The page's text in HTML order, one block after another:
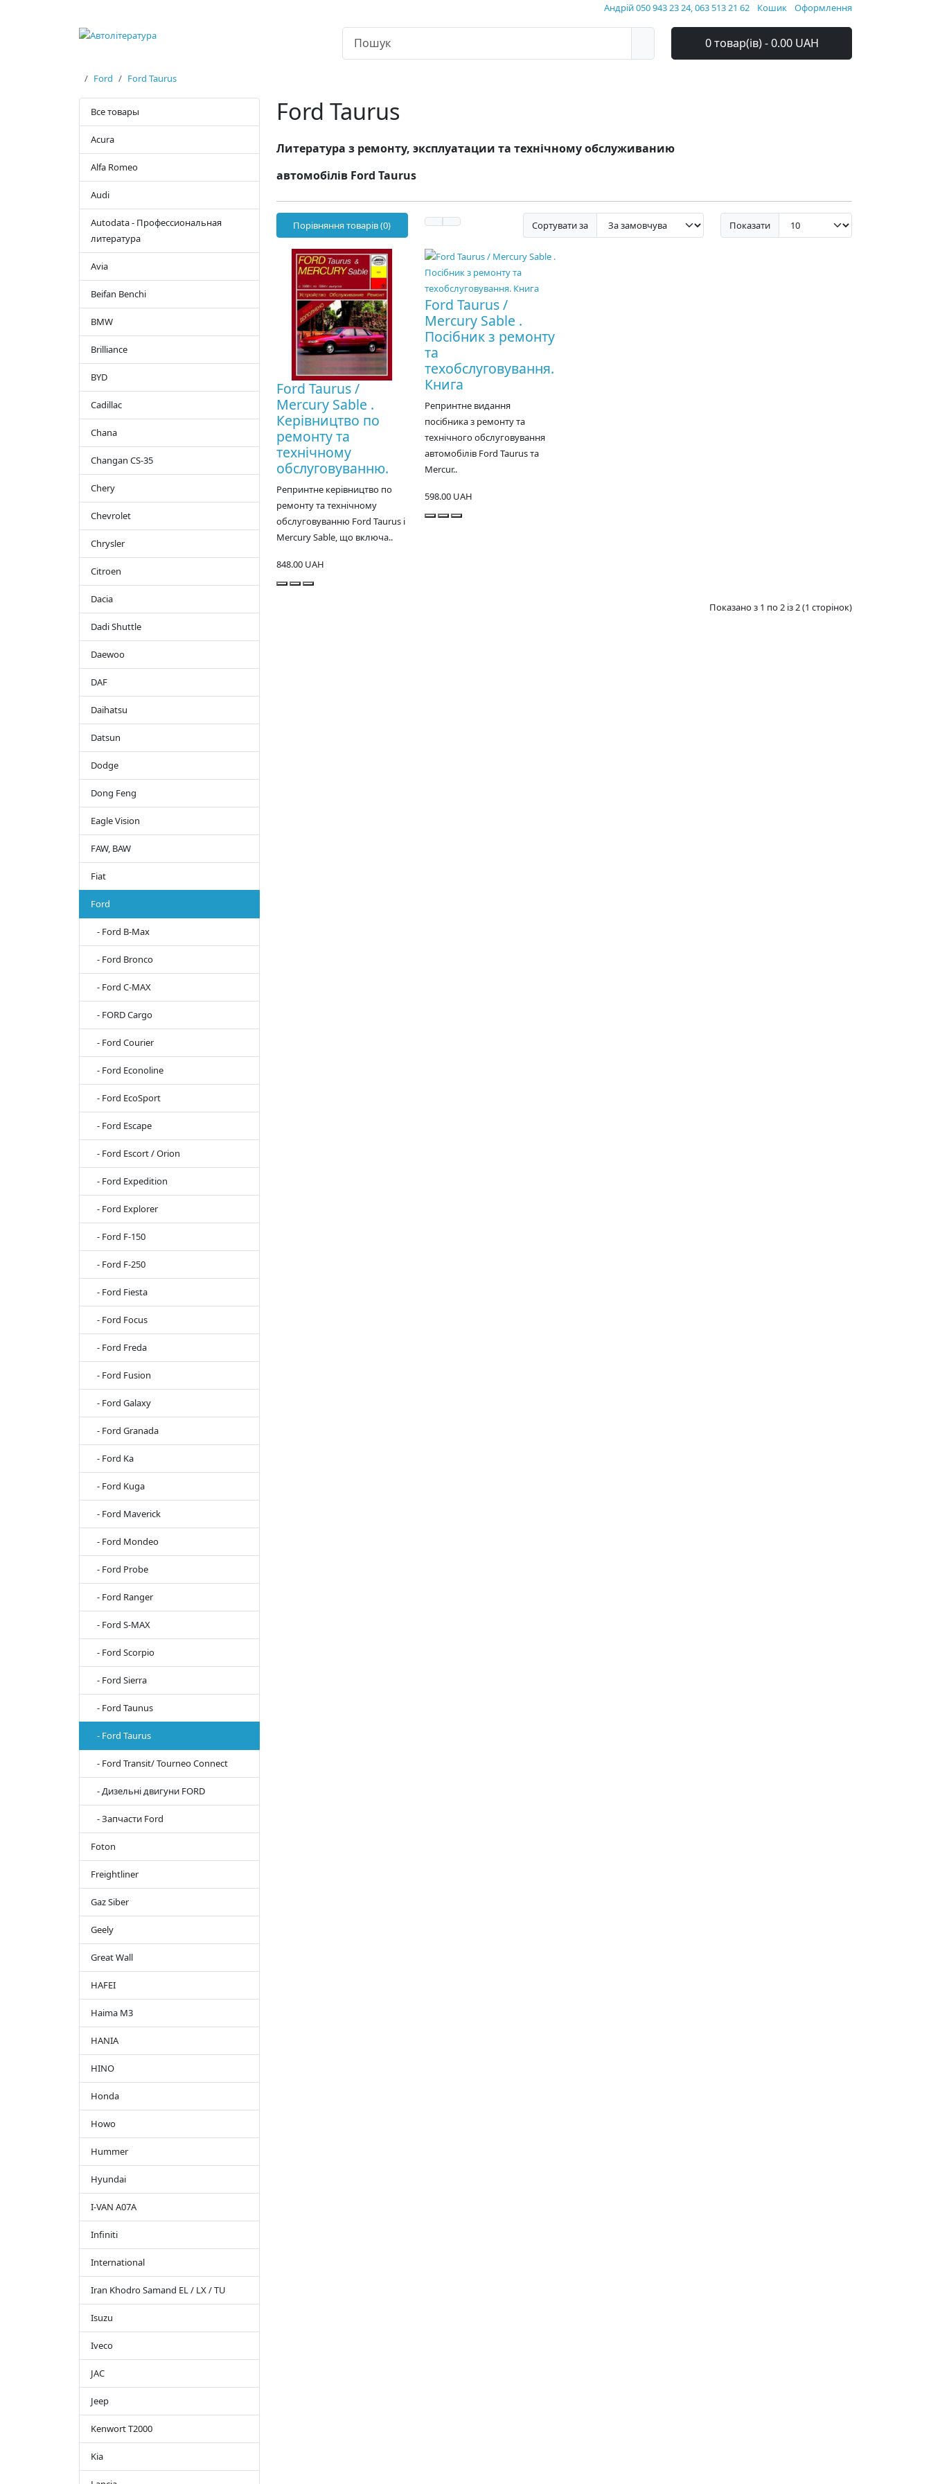
Андрій 050 943 23 24, 063 513 21 62 Кошик Оформлення
0 товар(ів) - 0.00 UAH
Ford Ford Taurus
Все товары
Acura
Alfa Romeo
Audi
Autodata - Профессиональная
литература
Avia
Beifan Benchi
BMW
Brilliance
BYD
Cadillac
Chana
Changan CS-35
Chery
Chevrolet
Chrysler
Citroen
Dacia
Dadi Shuttle
Daewoo
DAF
Daihatsu
Datsun
Dodge
Dong Feng
Eagle Vision
FAW, BAW
Fiat
Ford
- Ford B-Max
- Ford Bronco
- Ford C-MAX
- FORD Cargo
- Ford Courier
- Ford Econoline
- Ford EcoSport
- Ford Escape
- Ford Escort / Orion
- Ford Expedition
- Ford Explorer
- Ford F-150
- Ford F-250
- Ford Fiesta
- Ford Focus
- Ford Freda
- Ford Fusion
- Ford Galaxy
- Ford Granada
- Ford Ka
- Ford Kuga
- Ford Maverick
- Ford Mondeo
- Ford Probe
- Ford Ranger
- Ford S-MAX
- Ford Scorpio
- Ford Sierra
- Ford Taunus
- Ford Taurus
- Ford Transit/ Tourneo Connect
- Дизельні двигуни FORD
- Запчасти Ford
Foton
Freightliner
Gaz Siber
Geely
Great Wall
HAFEI
Haima M3
HANIA
HINO
Honda
Howo
Hummer
Hyundai
I-VAN A07A
Infiniti
International
Iran Khodro Samand EL / LX / TU
Isuzu
Iveco
JAC
Jeep
Kenwort T2000
Kia
Ford Taurus
Литература з ремонту, эксплуатации та технічному обслуживанию
автомобілів Ford Taurus
Порівняння товарів (0) Сортувати за Показати
Ford Taurus /
Mercury Sable .
Керівництво по
ремонту та
технічному
обслуговуванню.
Репринтне керівництво по
ремонту та технічному
обслуговуванню Ford Taurus і
Mercury Sable, що включа..
848.00 UAH
Ford Taurus /
Mercury Sable .
Посібник з ремонту
та
техобслуговування.
Книга
Репринтне видання
посібника з ремонту та
технічного обслуговування
автомобілів Ford Taurus та
Mercur..
598.00 UAH
Показано з 1 по 2 із 2 (1 сторінок)